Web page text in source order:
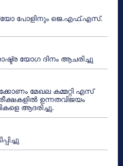
പോളിനും ജെ.എഫ്.എസ്.
യോഗ ദിനം ആചരിച്ചു
മേഖല കമ്മറ്റി എസ്
ഉന്നതവിജയം
ആദരിച്ചു.